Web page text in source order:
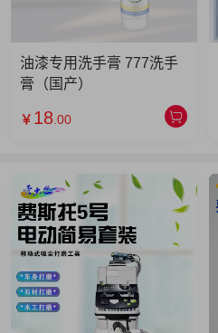
油漆专用洗手膏 777洗手
膏（国产）
￥ 18 .00